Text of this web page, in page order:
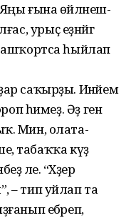
ғына өйләнеш­
урыҫ еҙнәйгә
һыйлап
са­ҡырҙы. Инәйем
һимеҙ. Әҙ генә
Мин, ола­та­
та­баҡҡа күҙ
әле. “Хәҙер
– тип уйлап та
ебәреп,